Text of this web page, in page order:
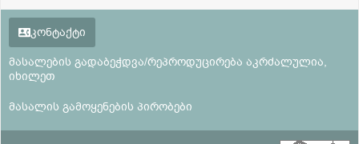
კონტაქტი
მასალების გადაბეჭდვა/რეპროდუცირება აკრძალულია,
იხილეთ
მასალის გამოყენების პირობები